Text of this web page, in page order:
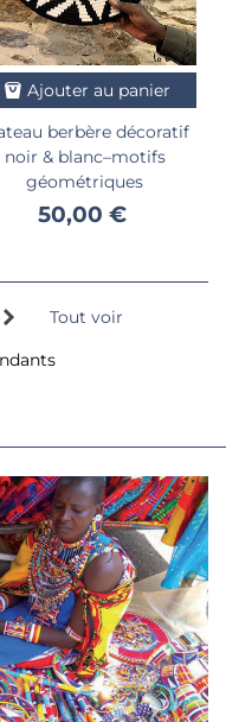
Ajouter au panier
berbère décoratif
noir & blanc–motifs
géométriques
50,00 €
Tout voir